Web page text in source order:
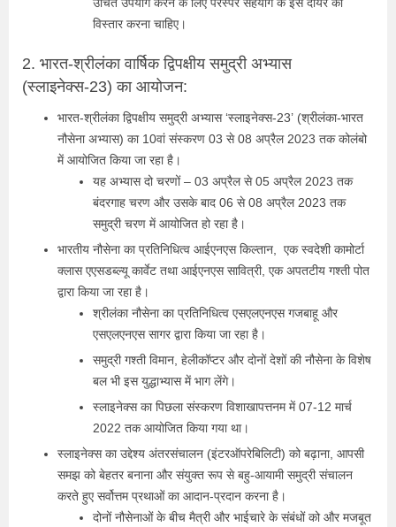
विस्तार करना चाहिए।
2. भारत-श्रीलंका वार्षिक द्विपक्षीय समुद्री अभ्यास
(स्लाइनेक्स-23) का आयोजन:
भारत-श्रीलंका द्विपक्षीय समुद्री अभ्यास ‘स्‍लाइनेक्‍स-23’ (श्रीलंका-भारत
नौसेना अभ्यास) का 10वां संस्करण 03 से 08 अप्रैल 2023 तक कोलंबो
में आयोजित किया जा रहा है।
यह अभ्यास दो चरणों – 03 अप्रैल से 05 अप्रैल 2023 तक
बंदरगाह चरण और उसके बाद 06 से 08 अप्रैल 2023 तक
समुद्री चरण में आयोजित हो रहा है।
भारतीय नौसेना का प्रतिनिधित्व आईएनएस किल्‍तान, एक स्वदेशी कामोर्टा
क्‍लास एएसडब्ल्यू कार्वेट तथा आईएनएस सावित्री, एक अपतटीय गश्ती पोत
द्वारा किया जा रहा है।
श्रीलंका नौसेना का प्रतिनिधित्व एसएलएनएस गजबाहू और
एसएलएनएस सागर द्वारा किया जा रहा है।
समुद्री गश्ती विमान, हेलीकॉप्टर और दोनों देशों की नौसेना के विशेष
बल भी इस युद्धाभ्‍यास में भाग लेंगे।
स्‍लाइनेक्‍स का पिछला संस्करण विशाखापत्तनम में 07-12 मार्च
2022 तक आयोजित किया गया था।
स्‍लाइनेक्‍स का उद्देश्य अंतरसंचालन (इंटरऑपरेबिलिटी) को बढ़ाना, आपसी
समझ को बेहतर बनाना और संयुक्त रूप से बहु-आयामी समुद्री संचालन
करते हुए सर्वोत्तम प्रथाओं का आदान-प्रदान करना है।
दोनों नौसेनाओं के बीच मैत्री और भाईचारे के संबंधों को और मजबूत